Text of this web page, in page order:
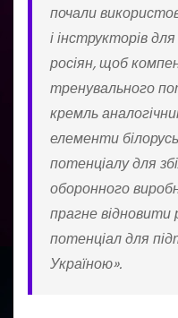
почали
і інструкторів
росіян, щоб
тренувального
кремль
елементи
потенціалу для
оборонного
прагне відновити
потенціал для
Україною».